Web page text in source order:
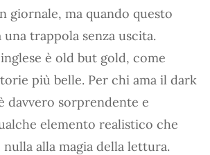
giornale, ma quando questo
una trappola senza uscita.
è old but gold, come
più belle. Per chi ama il dark
davvero sorprendente e
elemento realistico che
alla magia della lettura.